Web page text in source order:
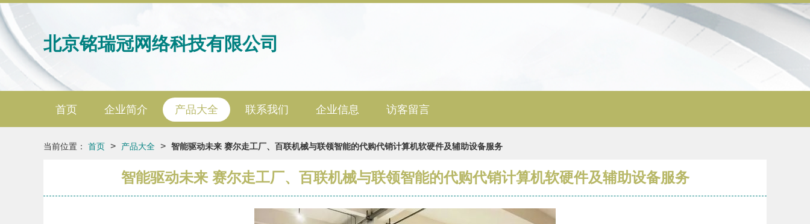
北京铭瑞冠网络科技有限公司
首页 企业简介 产品大全 联系我们 企业信息 访客留言
当前位置： 首页 > 产品大全 > 智能驱动未来 赛尔走工厂、百联机械与联领智能的代购代销计算机软硬件及辅助设备服务
智能驱动未来 赛尔走工厂、百联机械与联领智能的代购代销计算机软硬件及辅助设备服务